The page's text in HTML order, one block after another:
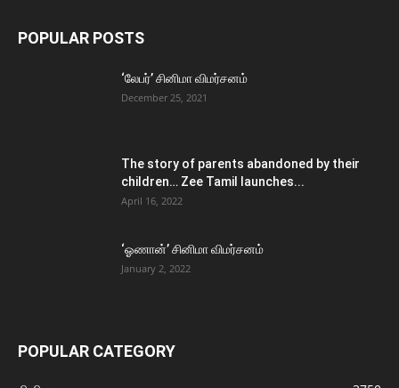
POPULAR POSTS
‘லேபர்’ சினிமா விமர்சனம்
December 25, 2021
The story of parents abandoned by their
children… Zee Tamil launches...
April 16, 2022
‘ஓணான்’ சினிமா விமர்சனம்
January 2, 2022
POPULAR CATEGORY